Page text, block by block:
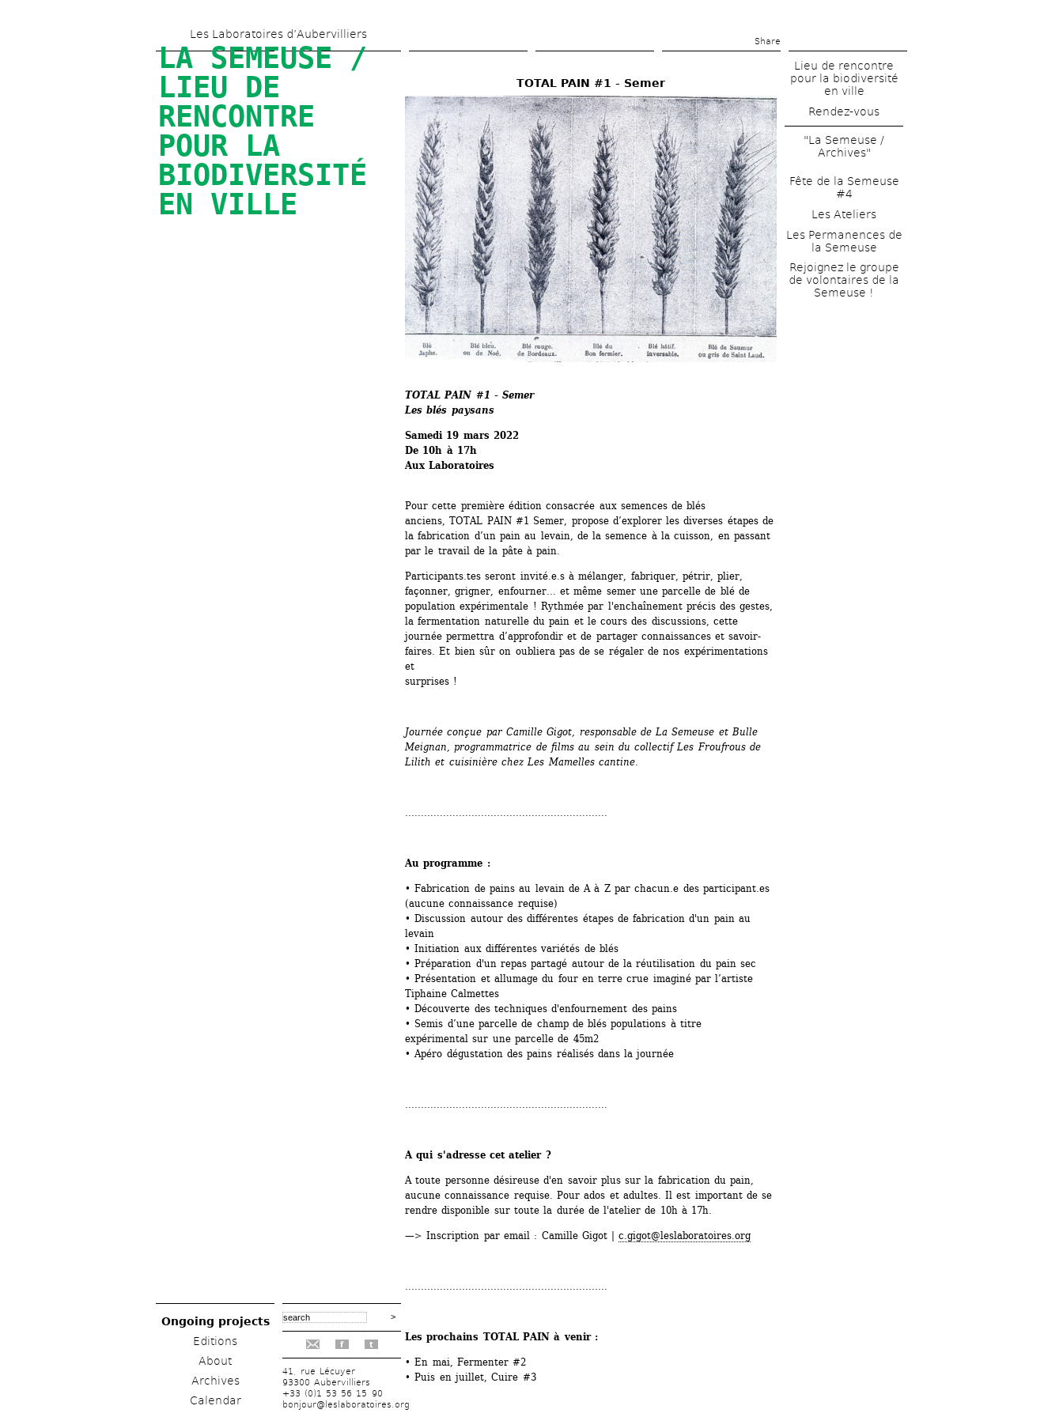
main
Les Laboratoires d’Aubervilliers
Share
LA SEMEUSE /
LIEU DE
RENCONTRE
POUR LA
BIODIVERSITÉ
EN VILLE
Ongoing projects
Editions
About
Archives
Calendar
f t
41, rue Lécuyer
93300 Aubervilliers
+33 (0)1 53 56 15 90
bonjour@leslaboratoires.org
TOTAL PAIN #1 - Semer
TOTAL PAIN #1 - Semer
Les blés paysans
Samedi 19 mars 2022
De 10h à 17h
Aux Laboratoires
Pour cette première édition consacrée aux semences de blés
anciens, TOTAL PAIN #1 Semer, propose d’explorer les diverses étapes de
la fabrication d’un pain au levain, de la semence à la cuisson, en passant
par le travail de la pâte à pain.
Participants.tes seront invité.e.s à mélanger, fabriquer, pétrir, plier,
façonner, grigner, enfourner… et même semer une parcelle de blé de
population expérimentale ! Rythmée par l'enchaînement précis des gestes,
la fermentation naturelle du pain et le cours des discussions, cette
journée permettra d’approfondir et de partager connaissances et savoir-
faires. Et bien sûr on oubliera pas de se régaler de nos expérimentations
et
surprises !
Journée conçue par Camille Gigot, responsable de La Semeuse et Bulle
Meignan, programmatrice de films au sein du collectif Les Froufrous de
Lilith et cuisinière chez Les Mamelles cantine.
................................................................
Au programme :
• Fabrication de pains au levain de A à Z par chacun.e des participant.es
(aucune connaissance requise)
• Discussion autour des différentes étapes de fabrication d'un pain au
levain
• Initiation aux différentes variétés de blés
• Préparation d'un repas partagé autour de la réutilisation du pain sec
• Présentation et allumage du four en terre crue imaginé par l’artiste
Tiphaine Calmettes
• Découverte des techniques d'enfournement des pains
• Semis d’une parcelle de champ de blés populations à titre
expérimental sur une parcelle de 45m2
• Apéro dégustation des pains réalisés dans la journée
................................................................
A qui s'adresse cet atelier ?
A toute personne désireuse d'en savoir plus sur la fabrication du pain,
aucune connaissance requise. Pour ados et adultes. Il est important de se
rendre disponible sur toute la durée de l'atelier de 10h à 17h.
—> Inscription par email : Camille Gigot | c.gigot@leslaboratoires.org
................................................................
Les prochains TOTAL PAIN à venir :
• En mai, Fermenter #2
• Puis en juillet, Cuire #3
Lieu de rencontre
pour la biodiversité
en ville
Rendez-vous
"La Semeuse /
Archives"
Fête de la Semeuse
#4
Les Ateliers
Les Permanences de
la Semeuse
Rejoignez le groupe
de volontaires de la
Semeuse !